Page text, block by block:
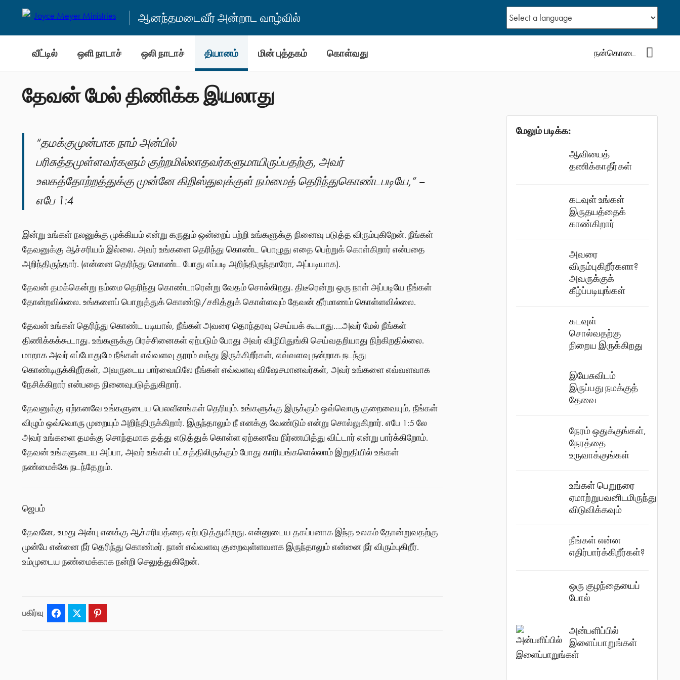
ஆனந்தமடைவீர் அன்றாட வாழ்வில்
வீட்டில் ஒளி நாடாச் ஒலி நாடாச் தியானம் மின் புத்தகம் கொள்வது நன்கொடை
தேவன் மேல் திணிக்க இயலாது
“தமக்குமுன்பாக நாம் அன்பில்
பரிசுத்தமுள்ளவர்களும் குற்றமில்லாதவர்களுமாயிருப்பதற்கு, அவர்
உலகத்தோற்றத்துக்கு முன்னே கிறிஸ்துவுக்குள் நம்மைத் தெரிந்துகொண்டபடியே,” –
எபே 1:4
இன்று உங்கள் நலனுக்கு முக்கியம் என்று கருதும் ஒன்றைப் பற்றி உங்களுக்கு நினைவு படுத்த விரும்புகிறேன். நீங்கள்
தேவனுக்கு ஆச்சரியம் இல்லை. அவர் உங்களை தெரிந்து கொண்ட பொழுது எதை பெற்றுக் கொள்கிறார் என்பதை
அறிந்திருந்தார். (என்னை தெரிந்து கொண்ட போது எப்படி அறிந்திருந்தாரோ, அப்படியாக).
தேவன் தமக்கென்று நம்மை தெரிந்து கொண்டாரென்று வேதம் சொல்கிறது. திடீரென்று ஒரு நாள் அப்படியே நீங்கள்
தோன்றவில்லை. உங்களைப் பொறுத்துக் கொண்டு/சகித்துக் கொள்ளவும் தேவன் தீர்மாணம் கொள்ளவில்லை.
தேவன் உங்கள் தெரிந்து கொண்ட படியால், நீங்கள் அவரை தொந்தரவு செய்யக் கூடாது….அவர் மேல் நீங்கள்
திணிக்கக்கூடாது. உங்களுக்கு பிரச்சினைகள் ஏற்படும் போது அவர் விழிபிதுங்கி செய்வதறியாது நிற்கிறதில்லை.
மாறாக அவர் எப்போதுமே நீங்கள் எவ்வளவு தூரம் வந்து இருக்கிறீர்கள், எவ்வளவு நன்றாக நடந்து
கொண்டிருக்கிறீர்கள், அவருடைய பார்வையிலே நீங்கள் எவ்வளவு விஷேசமானவர்கள், அவர் உங்களை எவ்வளவாக
நேசிக்கிறார் என்பதை நினைவுபடுத்துகிறார்.
தேவனுக்கு ஏற்கனவே உங்களுடைய பெலவீனங்கள் தெரியும். உங்களுக்கு இருக்கும் ஒவ்வொரு குறைவையும், நீங்கள்
விழும் ஒவ்வொரு முறையும் அறிந்திருக்கிறார். இருந்தாலும் நீ எனக்கு வேண்டும் என்று சொல்லுகிறார். எபே 1:5 லே
அவர் உங்களை தமக்கு சொந்தமாக தத்து எடுத்துக் கொள்ள ஏற்கனவே நிர்ணயித்து விட்டார் என்று பார்க்கிறோம்.
தேவன் உங்களுடைய அப்பா, அவர் உங்கள் பட்சத்திலிருக்கும் போது காரியங்களெல்லாம் இறுதியில் உங்கள்
நண்மைக்கே நடந்தேறும்.
ஜெபம்
தேவனே, உமது அன்பு எனக்கு ஆச்சரியத்தை ஏற்படுத்துகிறது. என்னுடைய தகப்பனாக இந்த உலகம் தோன்றுவதற்கு
முன்பே என்னை நீர் தெரிந்து கொண்டீர். நான் எவ்வளவு குறைவுள்ளவளக இருந்தாலும் என்னை நீர் விரும்புகிறீர்.
உம்முடைய நண்மைக்காக நன்றி செலுத்துகிறேன்.
பகிர்வு Facebook Twitter
மேலும் படிக்க:
ஆவியைத்
தணிக்காதீர்கள்
கடவுள் உங்கள்
இருதயத்தைக்
காண்கிறார்
அவரை
விரும்புகிறீர்களா?
அவருக்குக்
கீழ்ப்படியுங்கள்
கடவுள்
சொல்வதற்கு
நிறைய இருக்கிறது
இயேசுவிடம்
இருப்பது நமக்குத்
தேவை
நேரம் ஒதுக்குங்கள்,
நேரத்தை
உருவாக்குங்கள்
உங்கள் பெறுநரை
ஏமாற்றுபவனிடமிருந்து
விடுவிக்கவும்
நீங்கள் என்ன
எதிர்பார்க்கிறீர்கள்?
ஒரு குழந்தையைப்
போல்
அன்பளிப்பில்
இளைப்பாறுங்கள்